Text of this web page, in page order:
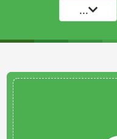
...